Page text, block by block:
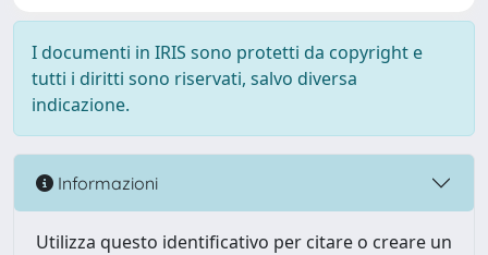
I documenti in IRIS sono protetti da copyright e
tutti i diritti sono riservati, salvo diversa
indicazione.
Informazioni
Utilizza questo identificativo per citare o creare un